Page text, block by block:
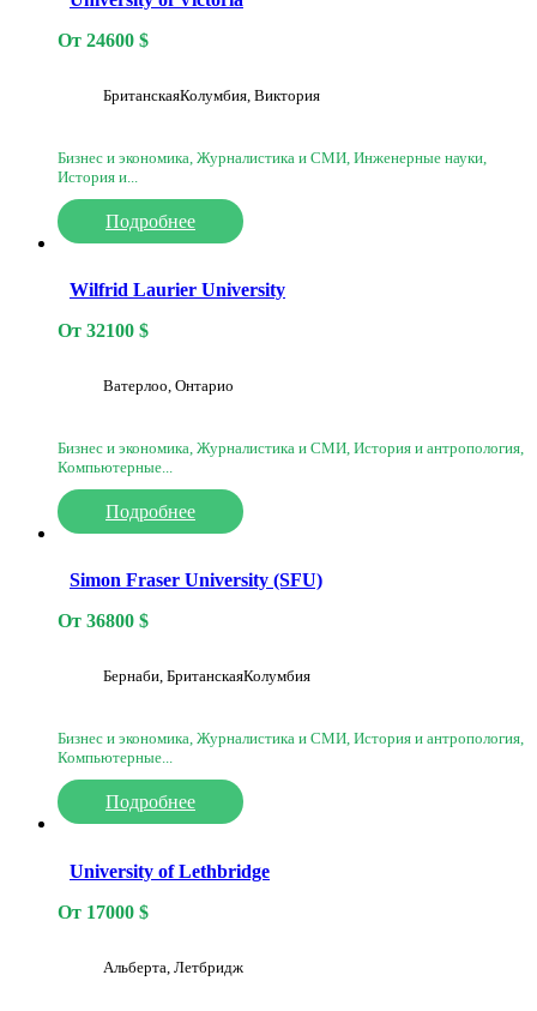
От 24600 $
БританскаяКолумбия, Виктория
Бизнес и экономика, Журналистика и СМИ, Инженерные науки,
История и...
Подробнее
Wilfrid Laurier University
От 32100 $
Ватерлоо, Онтарио
Бизнес и экономика, Журналистика и СМИ, История и антропология,
Компьютерные...
Подробнее
Simon Fraser University (SFU)
От 36800 $
Бернаби, БританскаяКолумбия
Бизнес и экономика, Журналистика и СМИ, История и антропология,
Компьютерные...
Подробнее
University of Lethbridge
От 17000 $
Альберта, Летбридж